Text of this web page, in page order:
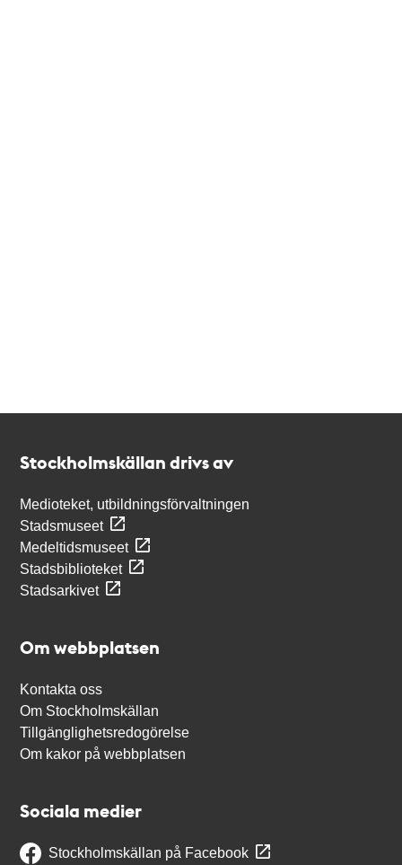
Stockholmskällan drivs av
Medioteket, utbildningsförvaltningen
Stadsmuseet
Medeltidsmuseet
Stadsbiblioteket
Stadsarkivet
Om webbplatsen
Kontakta oss
Om Stockholmskällan
Tillgänglighetsredogörelse
Om kakor på webbplatsen
Sociala medier
Stockholmskällan på Facebook